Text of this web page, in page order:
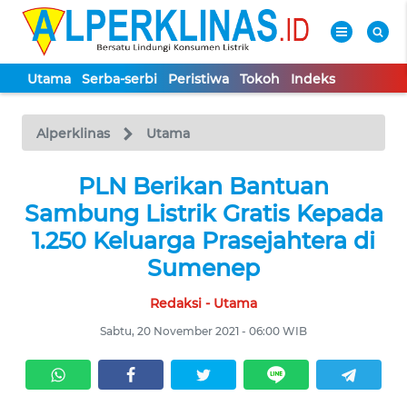
Utama Serba-serbi Peristiwa Tokoh Indeks
Alperklinas Utama
PLN Berikan Bantuan
Sambung Listrik Gratis Kepada
1.250 Keluarga Prasejahtera di
Sumenep
Redaksi - Utama
Sabtu, 20 November 2021 - 06:00 WIB
TV
Tutup
SERBA-
SERBI
TOKOH